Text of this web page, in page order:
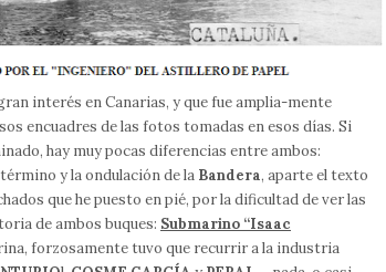
interés en Canarias, y que fue amplia-mente
encuadres de las fotos tomadas en esos días. Si
hay muy pocas diferencias entre ambos:
y la ondulación de la Bandera, aparte el texto
que he puesto en pié, por la dificultad de ver las
de ambos buques: Submarino “Isaac
forzosamente tuvo que recurrir a la industria